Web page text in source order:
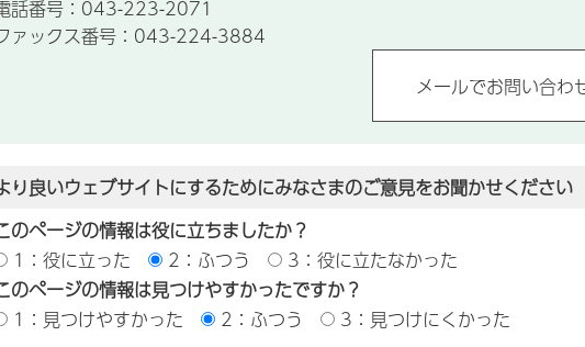
話番号：043-223-2071
ァックス番号：043-224-3884
り良いウェブサイトにするためにみなさまのご意見をお聞かせください
のページの情報は役に立ちましたか？
1：役に立った
2：ふつう
3：役に立たなかった
のページの情報は見つけやすかったですか？
1：見つけやすかった
2：ふつう 3：見つけにくかった